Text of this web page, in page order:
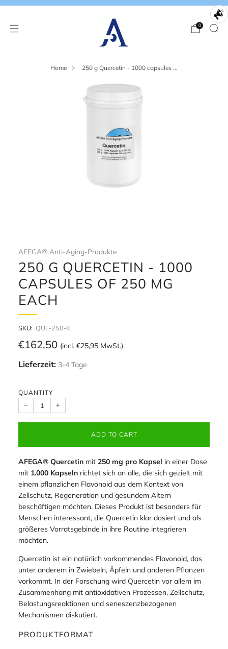
0
Home 250 g Quercetin - 1000 capsules ...
AFEGA® Anti-Aging-Produkte
250 G QUERCETIN - 1000
CAPSULES OF 250 MG
EACH
SKU: QUE-250-K
Regular
price
€162,50 (incl. €25,95 MwSt.)
Lieferzeit: 3-4 Tage
QUANTITY
− +
ADD TO CART
AFEGA® Quercetin mit 250 mg pro Kapsel in einer Dose
mit 1.000 Kapseln richtet sich an alle, die sich gezielt mit
einem pflanzlichen Flavonoid aus dem Kontext von
Zellschutz, Regeneration und gesundem Altern
beschäftigen möchten. Dieses Produkt ist besonders für
Menschen interessant, die Quercetin klar dosiert und als
größeres Vorratsgebinde in ihre Routine integrieren
möchten.
Quercetin ist ein natürlich vorkommendes Flavonoid, das
unter anderem in Zwiebeln, Äpfeln und anderen Pflanzen
vorkommt. In der Forschung wird Quercetin vor allem im
Zusammenhang mit antioxidativen Prozessen, Zellschutz,
Belastungsreaktionen und seneszenzbezogenen
Mechanismen diskutiert.
PRODUKTFORMAT